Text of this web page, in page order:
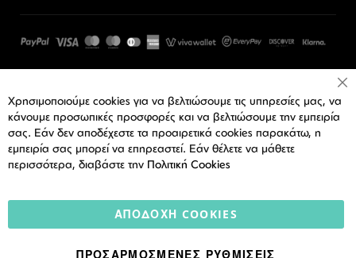
Χρησιμοποιούμε cookies για να βελτιώσουμε τις υπηρεσίες μας, να
κάνουμε προσωπικές προσφορές και να βελτιώσουμε την εμπειρία
σας. Εάν δεν αποδέχεστε τα προαιρετικά cookies παρακάτω, η
εμπειρία σας μπορεί να επηρεαστεί. Εάν θέλετε να μάθετε
περισσότερα, διαβάστε την Πολιτική Cookies
ΑΠΟΔΟΧΉ COOKIES
ΠΡΟΣΑΡΜΟΣΜΈΝΕΣ ΡΥΘΜΊΣΕΙΣ